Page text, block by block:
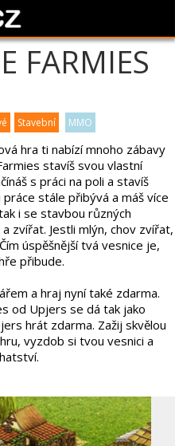
FARMIES
Stavební MMO
hra ti nabízí mnoho zábavy
stavíš svou vlastní
s práci na poli a stavíš
stále přibývá a máš více
i se stavbou různých
zvířat. Jestli mlýn, chov zvířat,
úspěšnější tvá vesnice je,
přibude.
a hraj nyní také zdarma.
od Upjers se dá tak jako
hrát zdarma. Zažij skvělou
vyzdob si tvou vesnici a